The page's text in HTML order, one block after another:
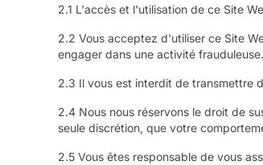
2.1 L'accès et l'utilisation de ce Site
2.2 Vous acceptez d'utiliser ce Site
engager dans une activité frauduleuse.
2.3 Il vous est interdit de transmettre
2.4 Nous nous réservons le droit de
seule discrétion, que votre
2.5 Vous êtes responsable de vous